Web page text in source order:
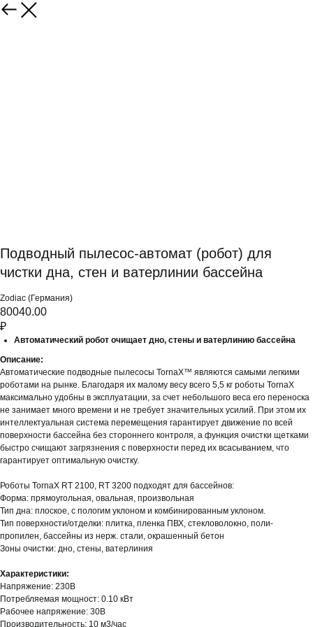
Подводный пылесос-автомат (робот) для
чистки дна, стен и ватерлинии бассейна
Zodiac (Германия)
80040.00
₽
Автоматический робот очищает дно, стены и ватерлинию бассейна
Описание:
Автоматические подводные пылесосы TornaX™ являются самыми легкими
роботами на рынке. Благодаря их малому весу всего 5,5 кг роботы TornaX
максимально удобны в эксплуатации, за счет небольшого веса его переноска
не занимает много времени и не требует значительных усилий. При этом их
интеллектуальная система перемещения гарантирует движение по всей
поверхности бассейна без стороннего контроля, а функция очистки щетками
быстро счищают загрязнения с поверхности перед их всасыванием, что
гарантирует оптимальную очистку.
Роботы TornaX RT 2100, RT 3200 подходят для бассейнов:
Форма: прямоугольная, овальная, произвольная
Тип дна: плоское, с пологим уклоном и комбинированным уклоном.
Тип поверхности/отделки: плитка, пленка ПВХ, стекловолокно, поли-
пропилен, бассейны из нерж. стали, окрашенный бетон
Зоны очистки: дно, стены, ватерлиния
Характеристики:
Напряжение: 230В
Потребляемая мощност: 0.10 кВт
Рабочее напряжение: 30В
Производительность: 10 м3/час